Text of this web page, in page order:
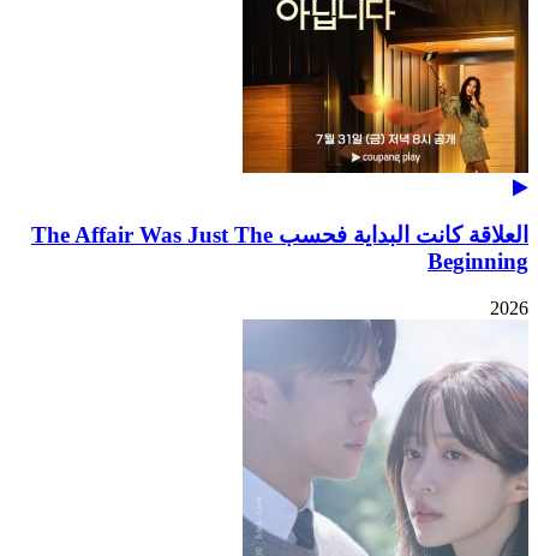
العلاقة كانت البداية فحسب The Affair Was Just The
Beginning
2026